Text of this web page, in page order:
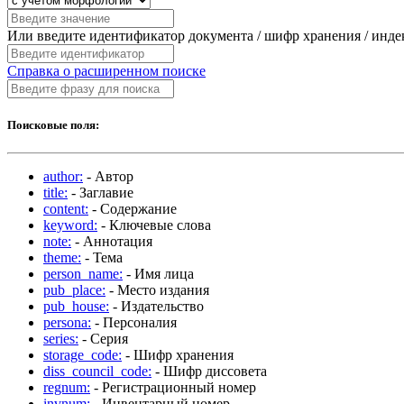
Или введите идентификатор документа / шифр хранения /
Справка о расширенном поиске
Поисковые поля:
author: - Автор
title: - Заглавие
content: - Содержание
keyword: - Ключевые слова
note: - Аннотация
theme: - Тема
person_name: - Имя лица
pub_place: - Место издания
pub_house: - Издательство
persona: - Персоналия
series: - Серия
storage_code: - Шифр хранения
diss_council_code: - Шифр диссовета
regnum: - Регистрационный номер